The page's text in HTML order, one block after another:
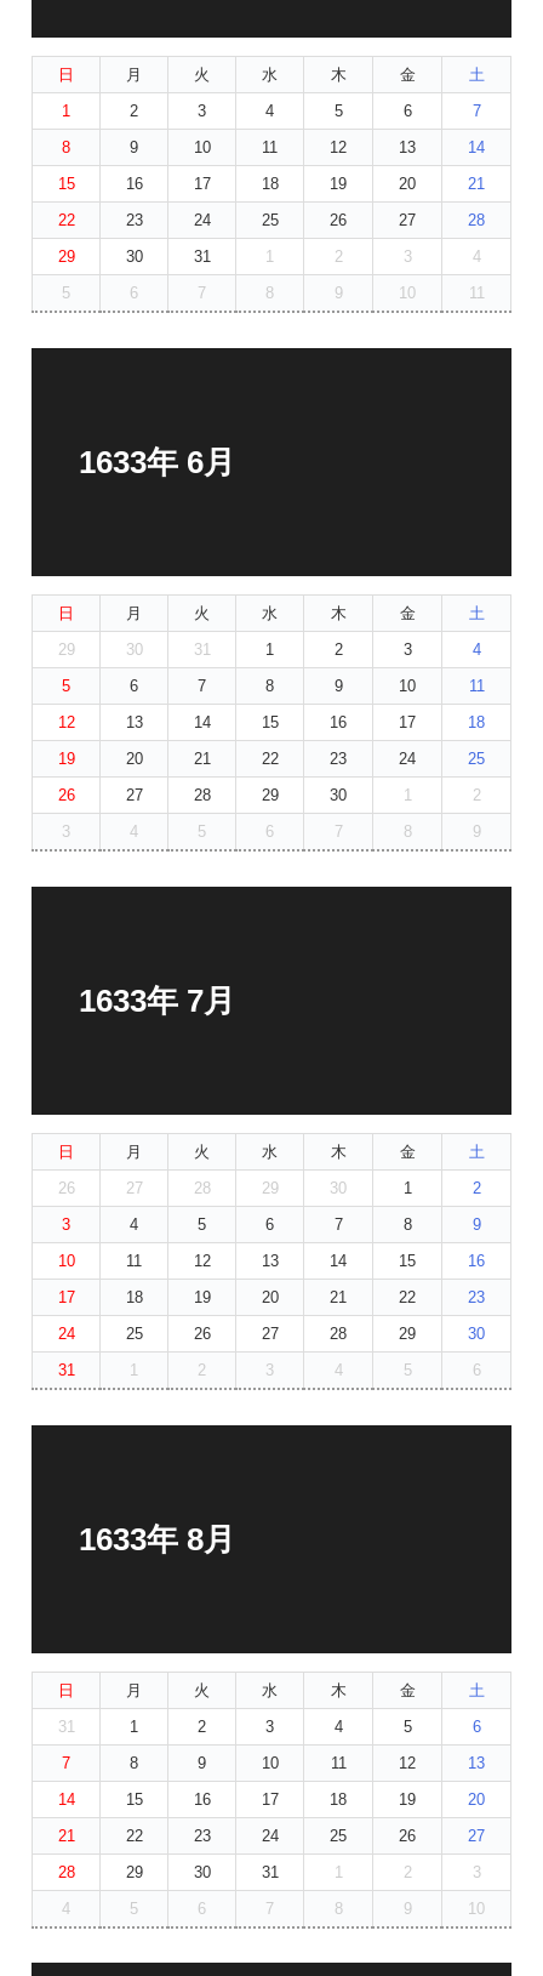
日 月 火 水 木 金
土
1
2 3 4 5 6
7
8
9 10 11 12 13
14
15
16 17 18 19 20
21
22
23 24 25 26 27
28
29
30 31 1 2 3
4
5
6 7 8 9 10 11
1633年 6月
日 月 火 水 木 金
土
29
30 31 1 2 3
4
5
6 7 8 9 10
11
12
13 14 15 16 17
18
19
20 21 22 23 24
25
26
27 28 29 30 1
2
3
4 5 6 7 8 9
1633年 7月
日 月 火 水 木 金
土
26
27 28 29 30 1
2
3
4 5 6 7 8
9
10
11 12 13 14 15
16
17
18 19 20 21 22
23
24
25 26 27 28 29
30
31
1 2 3 4 5 6
1633年 8月
日 月 火 水 木 金
土
31
1 2 3 4 5
6
7
8 9 10 11 12
13
14
15 16 17 18 19
20
21
22 23 24 25 26
27
28
29 30 31 1 2
3
4
5 6 7 8 9 10